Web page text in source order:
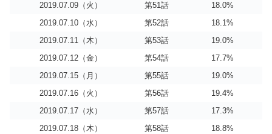
2019.07.09（火）
第51話
18.0%
2019.07.10（水）
第52話
18.1%
2019.07.11（木）
第53話
19.0%
2019.07.12（金）
第54話
17.7%
2019.07.15（月）
第55話
19.0%
2019.07.16（火）
第56話
19.4%
2019.07.17（水）
第57話
17.3%
2019.07.18（木）
第58話
18.8%